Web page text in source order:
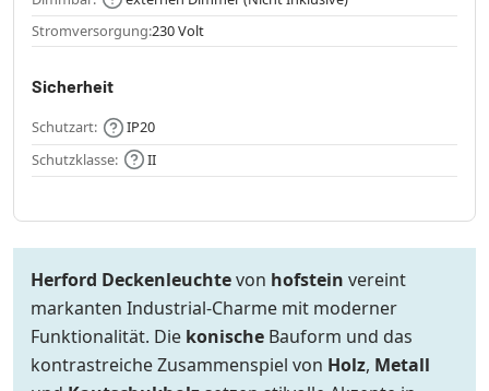
Stromversorgung:230 Volt
Sicherheit
Schutzart:
IP20
Schutzklasse:
II
Herford Deckenleuchtevon hofstein vereint
markanten Industrial-Charme mit moderner
Funktionalität. Die konische Bauform und das
kontrastreiche Zusammenspiel von Holz, Metall